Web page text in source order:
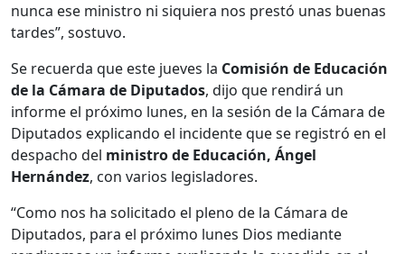
nunca ese ministro ni siquiera nos prestó unas buenas
tardes”, sostuvo.
Se recuerda que este jueves la Comisión de Educación
de la Cámara de Diputados, dijo que rendirá un
informe el próximo lunes, en la sesión de la Cámara de
Diputados explicando el incidente que se registró en el
despacho del ministro de Educación, Ángel
Hernández, con varios legisladores.
“Como nos ha solicitado el pleno de la Cámara de
Diputados, para el próximo lunes Dios mediante